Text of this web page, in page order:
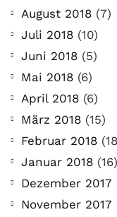
August 2018 (7)
Juli 2018 (10)
Juni 2018 (5)
Mai 2018 (6)
April 2018 (6)
März 2018 (15)
Februar 2018
Januar 2018 (16)
Dezember 2017
November 2017